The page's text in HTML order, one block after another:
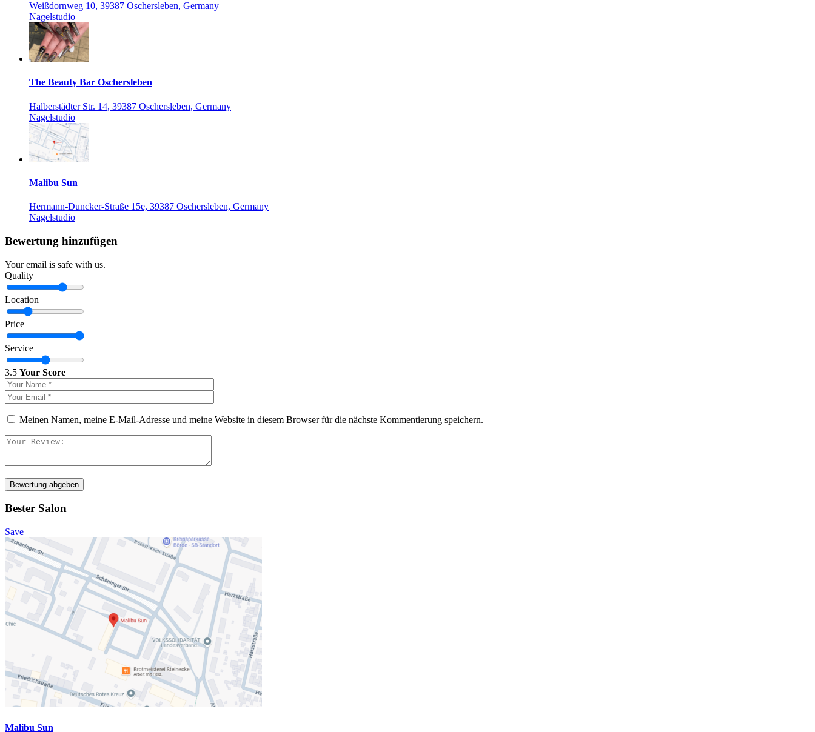
Weißdornweg 10, 39387 Oschersleben, Germany
Nagelstudio
The Beauty Bar Oschersleben
Halberstädter Str. 14, 39387 Oschersleben, Germany
Nagelstudio
Malibu Sun
Hermann-Duncker-Straße 15e, 39387 Oschersleben, Germany
Nagelstudio
Bewertung hinzufügen
Your email is safe with us.
Quality
Location
Price
Service
3.5 Your Score
Meinen Namen, meine E-Mail-Adresse und meine Website in diesem Browser für die nächste Kommentierung speichern.
Bewertung abgeben
Bester Salon
Save
Malibu Sun